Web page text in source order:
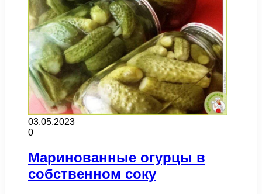
03.05.2023
0
Маринованные огурцы в
собственном соку